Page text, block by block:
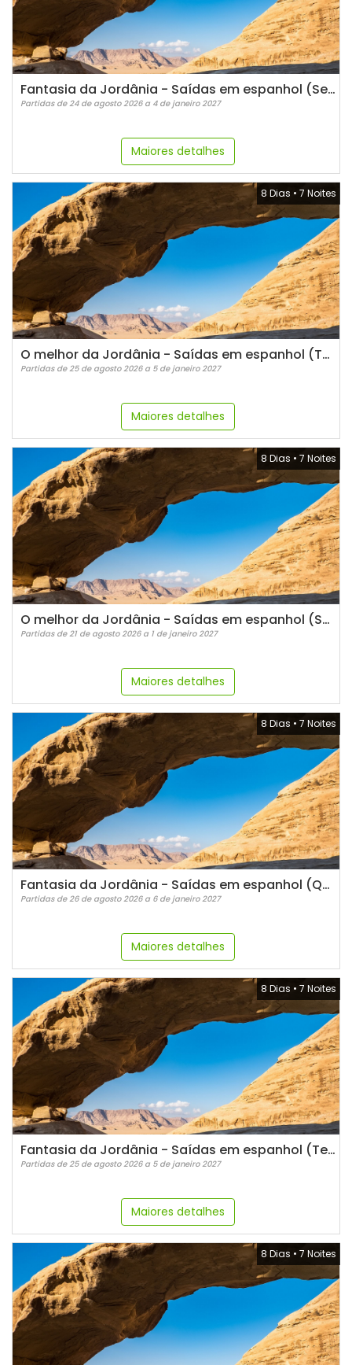
Fantasia da Jordânia - Saídas em espanhol (Segundas)
Partidas de 24 de agosto 2026 a 4 de janeiro 2027
Maiores detalhes
8 Dias • 7 Noites
O melhor da Jordânia - Saídas em espanhol (Terças)
Partidas de 25 de agosto 2026 a 5 de janeiro 2027
Maiores detalhes
8 Dias • 7 Noites
O melhor da Jordânia - Saídas em espanhol (Sextas)
Partidas de 21 de agosto 2026 a 1 de janeiro 2027
Maiores detalhes
8 Dias • 7 Noites
Fantasia da Jordânia - Saídas em espanhol (Quartas)
Partidas de 26 de agosto 2026 a 6 de janeiro 2027
Maiores detalhes
8 Dias • 7 Noites
Fantasia da Jordânia - Saídas em espanhol (Terças)
Partidas de 25 de agosto 2026 a 5 de janeiro 2027
Maiores detalhes
8 Dias • 7 Noites